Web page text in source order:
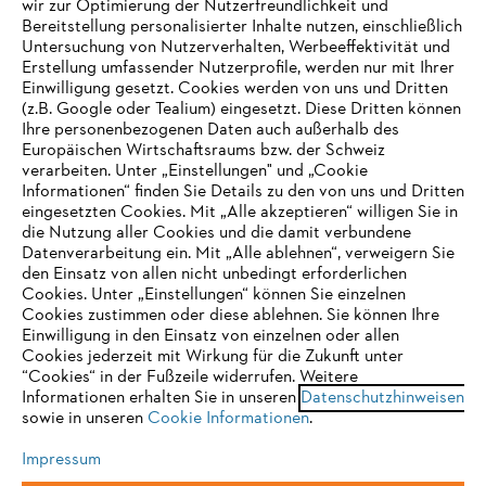
Häufig gestellte Fragen
Support
Datenschutz Impressum Cookies
Rechtliche Informationen
STIHL VERTRIEBS AG, 8617 Mönchaltorf
IHR BROWSER WIRD NICHT
UNTERSTÜTZT
Sie nutzen einen Browser, den wir noch nicht unterstützen. Für
eine optimale Nutzung unserer Seite empfehlen wir Ihnen, zu
einem der folgenden Browser zu wechseln:
wir zur Optimierung der Nutzerfreundlichkeit und
Bereitstellung personalisierter Inhalte nutzen, einschließlich
Untersuchung von Nutzerverhalten, Werbeeffektivität und
Erstellung umfassender Nutzerprofile, werden nur mit Ihrer
Einwilligung gesetzt. Cookies werden von uns und Dritten
(z.B. Google oder Tealium) eingesetzt. Diese Dritten können
Ihre personenbezogenen Daten auch außerhalb des
Europäischen Wirtschaftsraums bzw. der Schweiz
verarbeiten. Unter „Einstellungen" und „Cookie
Informationen“ finden Sie Details zu den von uns und Dritten
eingesetzten Cookies. Mit „Alle akzeptieren“ willigen Sie in
die Nutzung aller Cookies und die damit verbundene
Datenverarbeitung ein. Mit „Alle ablehnen“, verweigern Sie
den Einsatz von allen nicht unbedingt erforderlichen
Cookies. Unter „Einstellungen“ können Sie einzelnen
Cookies zustimmen oder diese ablehnen. Sie können Ihre
Einwilligung in den Einsatz von einzelnen oder allen
Cookies jederzeit mit Wirkung für die Zukunft unter
“Cookies“ in der Fußzeile widerrufen. Weitere
Informationen erhalten Sie in unseren Datenschutzhinweisen
sowie in unseren Cookie Informationen.
Impressum